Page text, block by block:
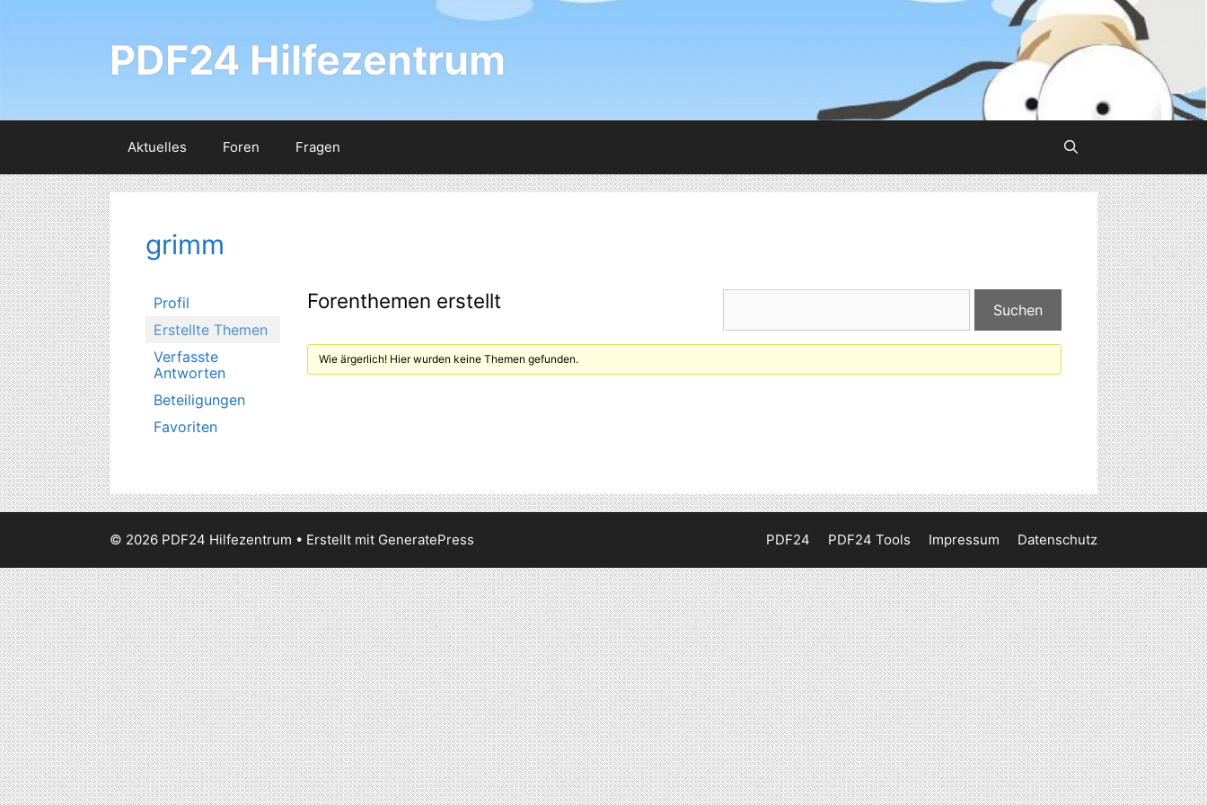
PDF24 Hilfezentrum
Aktuelles Foren Fragen
grimm
Profil
Erstellte Themen
Verfasste
Antworten
Beteiligungen
Favoriten
Forenthemen erstellt
Wie ärgerlich! Hier wurden keine Themen gefunden.
PDF24 PDF24 Tools Impressum Datenschutz
© 2026 PDF24 Hilfezentrum • Erstellt mit GeneratePress